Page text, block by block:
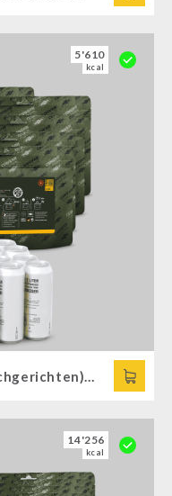
5'610
kcal
14'256
kcal